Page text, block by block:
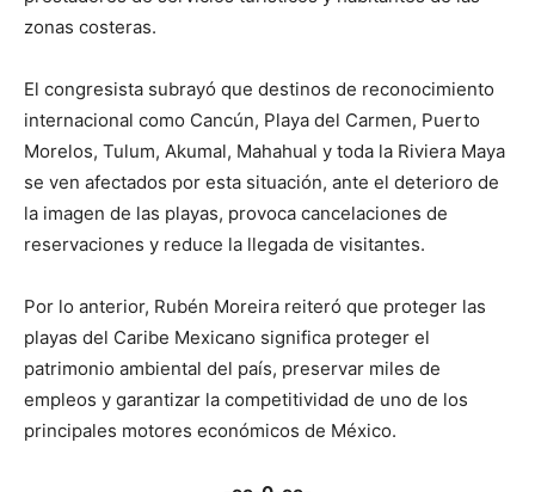
zonas costeras.
El congresista subrayó que destinos de reconocimiento
internacional como Cancún, Playa del Carmen, Puerto
Morelos, Tulum, Akumal, Mahahual y toda la Riviera Maya
se ven afectados por esta situación, ante el deterioro de
la imagen de las playas, provoca cancelaciones de
reservaciones y reduce la llegada de visitantes.
Por lo anterior, Rubén Moreira reiteró que proteger las
playas del Caribe Mexicano significa proteger el
patrimonio ambiental del país, preservar miles de
empleos y garantizar la competitividad de uno de los
principales motores económicos de México.